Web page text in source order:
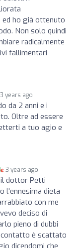
ho già ottenuto
Non solo quindi
radicalmente
fallimentari
3 years ago
da 2 anni e i
Oltre ad essere
a tuo agio e
3 years ago
dottor Petti
l'ennesima dieta
con me
deciso di
pieno di dubbi
contatto è scattato
dicendomi che